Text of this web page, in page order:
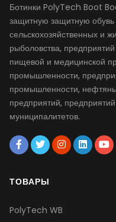
Ботинки PolyTech Boot
защитную защитную обувь
сельскохозяйственных и
рыболовства,
пищевой и медицинской
промышленности,
промышленности,
предприятий,
муниципалитетов.
ТОВАРЫ
PolyTech WB